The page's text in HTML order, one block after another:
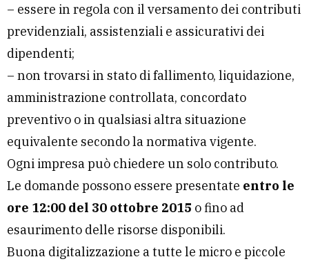
– essere in regola con il versamento dei contributi
previdenziali, assistenziali e assicurativi dei
dipendenti;
– non trovarsi in stato di fallimento, liquidazione,
amministrazione controllata, concordato
preventivo o in qualsiasi altra situazione
equivalente secondo la normativa vigente.
Ogni impresa può chiedere un solo contributo.
Le domande possono essere presentate entro le
ore 12:00 del 30 ottobre 2015 o fino ad
esaurimento delle risorse disponibili.
Buona digitalizzazione a tutte le micro e piccole